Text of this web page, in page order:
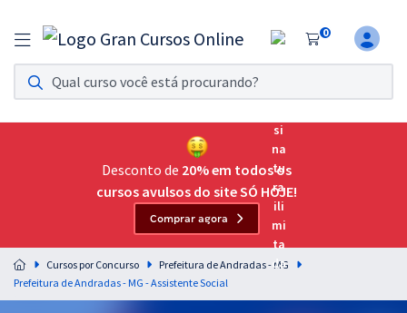
0
Assinatura Ilimitada 11
Acesso a todos os cursos. Teste grátis por 7 dias!
Assinatura OAB Até Passar
Acesso ilimitado a toda preparação para o Exame da
Residências Multiprofissionais
Preparação completa e intensiva para as principais
residências em saúde do Brasil
Desconto de 20% em todos os
cursos avulsos do site SÓ HOJE!
Comprar agora
Cursos por Concurso
Prefeitura de Andradas - MG
Prefeitura de Andradas - MG - Assistente Social